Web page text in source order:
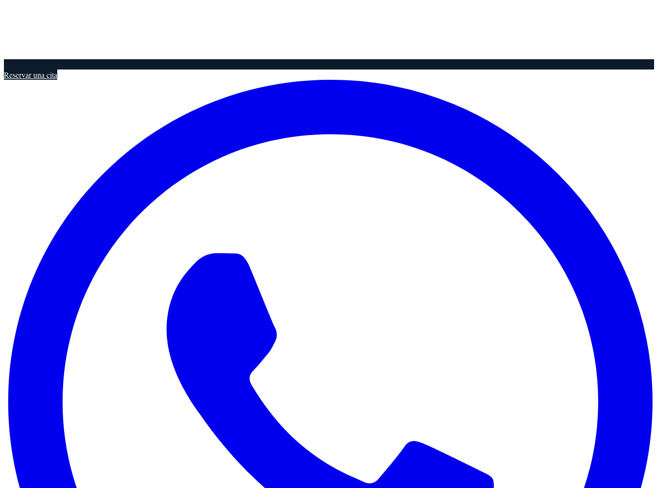
Reservar una cita